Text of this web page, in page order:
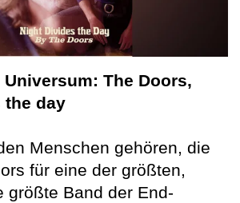
The Doors,
the day
Menschen gehören, die
für eine der größten,
größte Band der End-